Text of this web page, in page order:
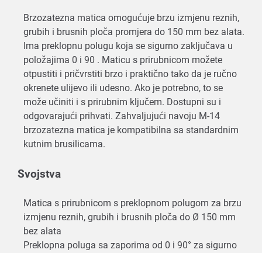
Brzozatezna matica omogućuje brzu izmjenu reznih,
grubih i brusnih ploča promjera do 150 mm bez alata.
Ima preklopnu polugu koja se sigurno zaključava u
položajima 0 i 90 . Maticu s prirubnicom možete
otpustiti i pričvrstiti brzo i praktično tako da je ručno
okrenete ulijevo ili udesno. Ako je potrebno, to se
može učiniti i s prirubnim ključem. Dostupni su i
odgovarajući prihvati. Zahvaljujući navoju M-14
brzozatezna matica je kompatibilna sa standardnim
kutnim brusilicama.
Svojstva
Matica s prirubnicom s preklopnom polugom za brzu
izmjenu reznih, grubih i brusnih ploča do Ø 150 mm
bez alata
Preklopna poluga sa zaporima od 0 i 90° za sigurno